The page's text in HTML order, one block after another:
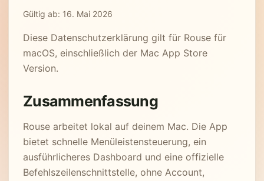
Gültig ab: 16. Mai 2026
Diese Datenschutzerklärung gilt für Rouse für
macOS, einschließlich der Mac App Store
Version.
Zusammenfassung
Rouse arbeitet lokal auf deinem Mac. Die App
bietet schnelle Menüleistensteuerung, ein
ausführlicheres Dashboard und eine offizielle
Befehlszeilenschnittstelle, ohne Account,